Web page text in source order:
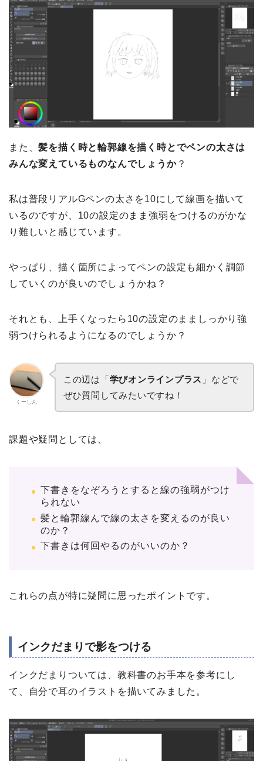
また、髪を描く時と輪郭線を描く時とでペンの太さは
みんな変えているものなんでしょうか？
私は普段リアルGペンの太さを10にして線画を描いて
いるのですが、10の設定のまま強弱をつけるのがかな
り難しいと感じています。
やっぱり、描く箇所によってペンの設定も細かく調節
していくのが良いのでしょうかね？
それとも、上手くなったら10の設定のまましっかり強
弱つけられるようになるのでしょうか？
くーしん
この辺は「学びオンラインプラス 」などで
ぜひ質問してみたいですね！
課題や疑問としては、
下書きをなぞろうとすると線の強弱がつけ
られない
髪と輪郭線んで線の太さを変えるのが良い
のか？
下書きは何回やるのがいいのか？
これらの点が特に疑問に思ったポイントです。
インクだまりで影をつける
インクだまりついては、教科書のお手本を参考にし
て、自分で耳のイラストを描いてみました。